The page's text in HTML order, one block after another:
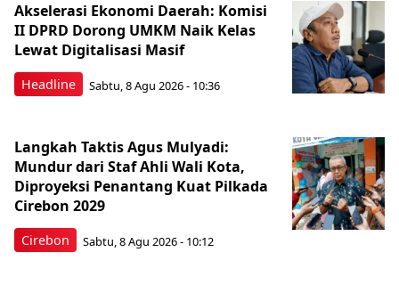
Headline
Akselerasi Ekonomi Daerah: Komisi
II DPRD Dorong UMKM Naik Kelas
Lewat Digitalisasi Masif
Sabtu, 8 Agu 2026 - 10:36
Cirebon
Langkah Taktis Agus Mulyadi:
Mundur dari Staf Ahli Wali Kota,
Diproyeksi Penantang Kuat Pilkada
Cirebon 2029
Sabtu, 8 Agu 2026 - 10:12